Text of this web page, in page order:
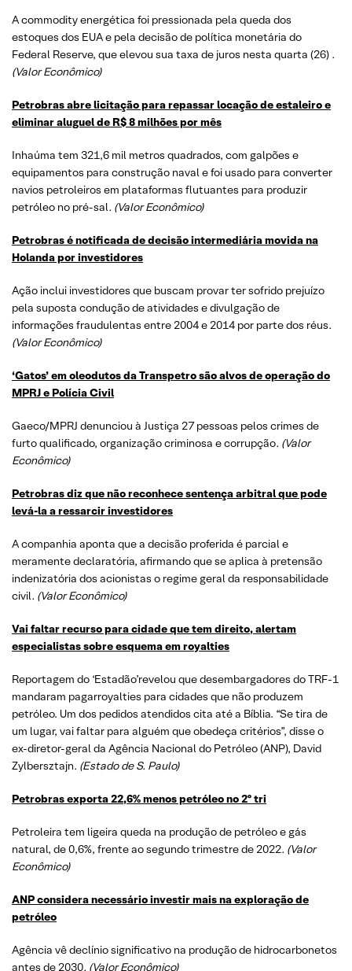
A commodity energética foi pressionada pela queda dos
estoques dos EUA e pela decisão de política monetária do
Federal Reserve, que elevou sua taxa de juros nesta quarta (26) .
(Valor Econômico)
Petrobras abre licitação para repassar locação de estaleiro e
eliminar aluguel de R$ 8 milhões por mês
Inhaúma tem 321,6 mil metros quadrados, com galpões e
equipamentos para construção naval e foi usado para converter
navios petroleiros em plataformas flutuantes para produzir
petróleo no pré-sal. (Valor Econômico)
Petrobras é notificada de decisão intermediária movida na
Holanda por investidores
Ação inclui investidores que buscam provar ter sofrido prejuízo
pela suposta condução de atividades e divulgação de
informações fraudulentas entre 2004 e 2014 por parte dos réus.
(Valor Econômico)
‘Gatos’ em oleodutos da Transpetro são alvos de operação do
MPRJ e Polícia Civil
Gaeco/MPRJ denunciou à Justiça 27 pessoas pelos crimes de
furto qualificado, organização criminosa e corrupção. (Valor
Econômico)
Petrobras diz que não reconhece sentença arbitral que pode
levá-la a ressarcir investidores
A companhia aponta que a decisão proferida é parcial e
meramente declaratória, afirmando que se aplica à pretensão
indenizatória dos acionistas o regime geral da responsabilidade
civil. (Valor Econômico)
Vai faltar recurso para cidade que tem direito, alertam
especialistas sobre esquema em royalties
Reportagem do ‘Estadão’revelou que desembargadores do TRF-1
mandaram pagarroyalties para cidades que não produzem
petróleo. Um dos pedidos atendidos cita até a Bíblia. “Se tira de
um lugar, vai faltar para alguém que obedeça critérios”, disse o
ex-diretor-geral da Agência Nacional do Petróleo (ANP), David
Zylbersztajn. (Estado de S. Paulo)
Petrobras exporta 22,6% menos petróleo no 2º tri
Petroleira tem ligeira queda na produção de petróleo e gás
natural, de 0,6%, frente ao segundo trimestre de 2022. (Valor
Econômico)
ANP considera necessário investir mais na exploração de
petróleo
Agência vê declínio significativo na produção de hidrocarbonetos
antes de 2030. (Valor Econômico)